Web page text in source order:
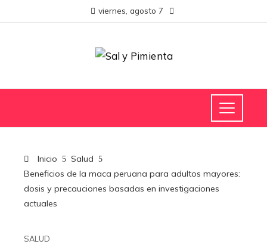
viernes, agosto 7
Inicio
Salud
Beneficios de la maca peruana para adultos mayores:
dosis y precauciones basadas en investigaciones
actuales
SALUD